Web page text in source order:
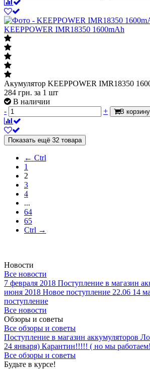
KEEPPOWER IMR18350 1600mAh
Акумулятор KEEPPOWER IMR18350
284 грн. за 1 шт
В наличии
-
+ В корзину
Показать ещё 32 товара
← Ctrl
1
2
3
4
...
64
65
Ctrl →
Новости
Все новости
7 февраля 2018 Поступление в магазин
июня 2018 Новое поступление 22.06 14
поступление
Все новости
Обзоры и советы
Все обзоры и советы
Поступление в магазин аккумуляторов
24 января) Карантин!!!!! ( но мы
Все обзоры и советы
Будьте в курсе!